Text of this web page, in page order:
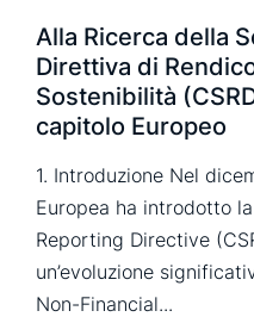
Alla Ricerca della
Direttiva di
Sostenibilità
capitolo Europeo
1. Introduzione Nel
Europea ha introdotto
Reporting Directive
un’evoluzione
Non-Financial...